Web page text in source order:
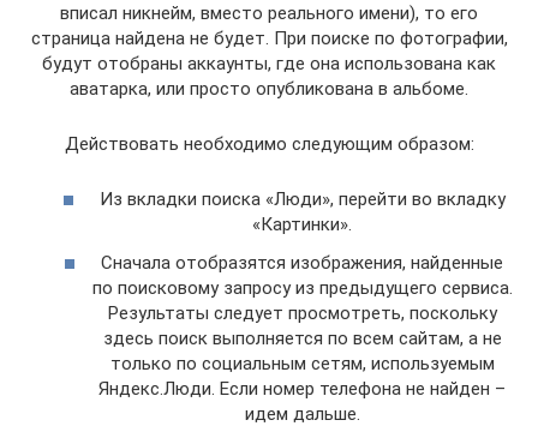
вписал никнейм, вместо реального имени), то его
страница найдена не будет. При поиске по фотографии,
будут отобраны аккаунты, где она использована как
аватарка, или просто опубликована в альбоме.
Действовать необходимо следующим образом:
Из вкладки поиска «Люди», перейти во вкладку
«Картинки».
Сначала отобразятся изображения, найденные
по поисковому запросу из предыдущего сервиса.
Результаты следует просмотреть, поскольку
здесь поиск выполняется по всем сайтам, а не
только по социальным сетям, используемым
Яндекс.Люди. Если номер телефона не найден –
идем дальше.